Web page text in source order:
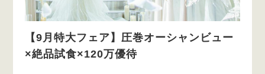
【9月特大フェア】圧巻オーシャンビュー
×絶品試食×120万優待